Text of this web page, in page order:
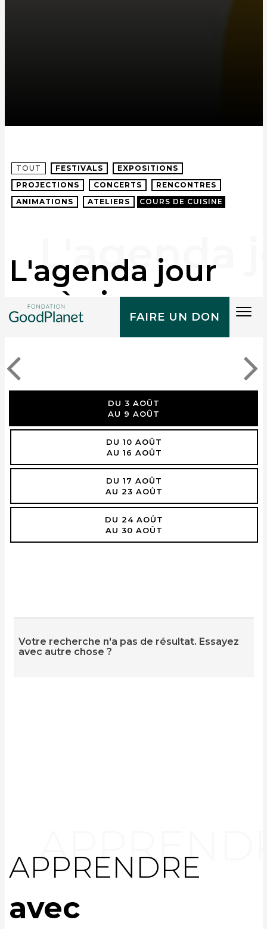
FAIRE UN DON
TOUT FESTIVALS
EXPOSITIONS
PROJECTIONS
CONCERTS
RENCONTRES
ANIMATIONS
ATELIERS COURS DE CUISINE
L'agenda jour
après jour
DU 3 AOÛT
AU 9 AOÛT
DU 10 AOÛT
AU 16 AOÛT
DU 17 AOÛT
AU 23 AOÛT
DU 24 AOÛT
AU 30 AOÛT
Votre recherche n'a pas de résultat. Essayez
avec autre chose ?
APPRENDRE
avec